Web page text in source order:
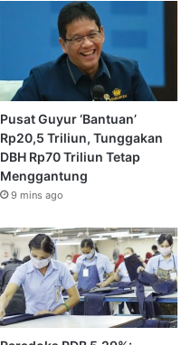
Pusat Guyur ‘Bantuan’
Rp20,5 Triliun, Tunggakan
DBH Rp70 Triliun Tetap
Menggantung
9 mins ago